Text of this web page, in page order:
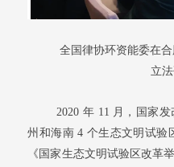
全国律协环资能委在
立
2020 年 11 月，国家
州和海南 4 个生态文明试验
《国家生态文明试验区改革